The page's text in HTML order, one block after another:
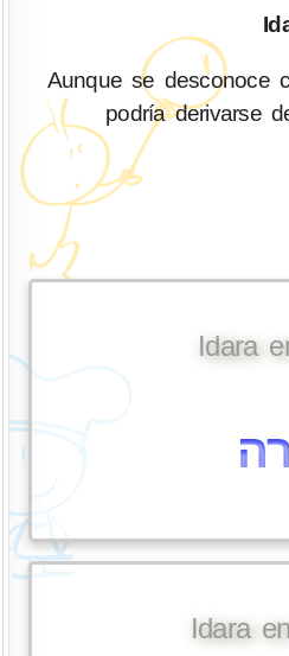
Aunque se desconoce
podría derivarse
Idara
Idara